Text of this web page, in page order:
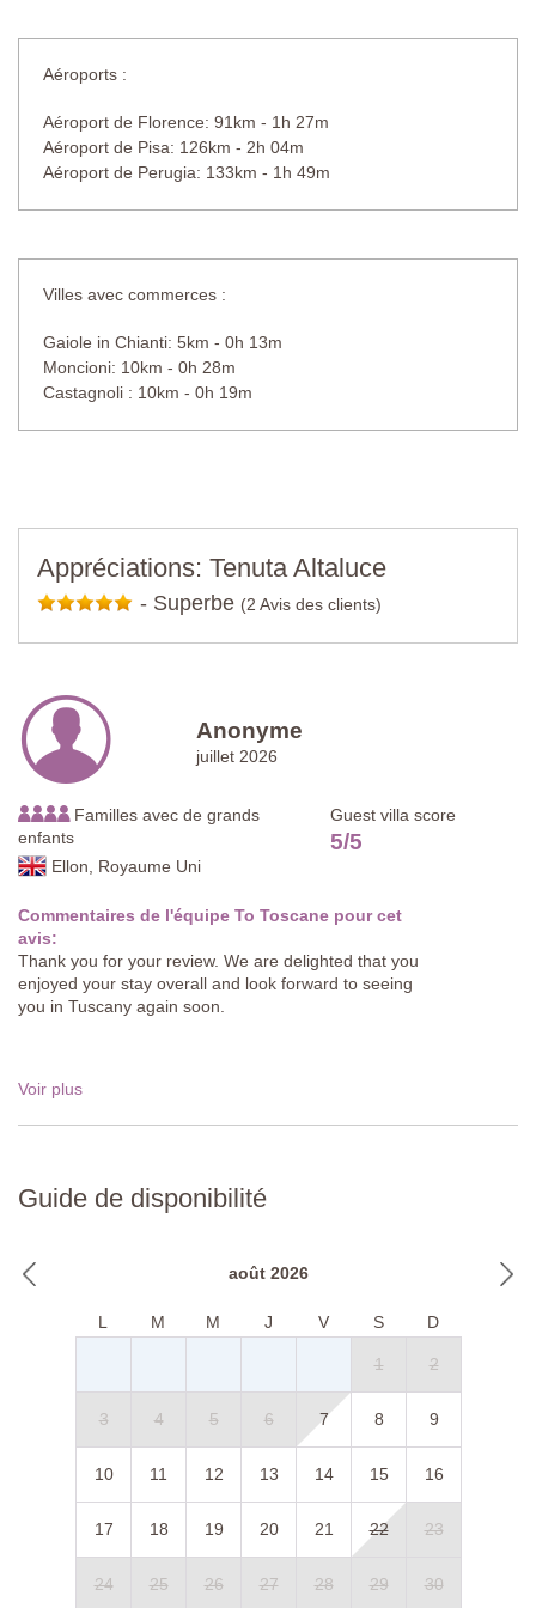
Distance de la villa : 10 mètres
Aéroports :
Aéroport de Florence: 91km - 1h 27m
Aéroport de Pisa: 126km - 2h 04m
Aéroport de Perugia: 133km - 1h 49m
Villes avec commerces :
Gaiole in Chianti: 5km - 0h 13m
Moncioni: 10km - 0h 28m
Castagnoli : 10km - 0h 19m
Appréciations: Tenuta Altaluce
- Superbe (2 Avis des clients)
Anonyme
juillet 2026
Familles avec de grands
enfants
Ellon, Royaume Uni
Guest villa score
5/5
Commentaires de l'équipe To Toscane pour cet
avis:
Thank you for your review. We are delighted that you
enjoyed your stay overall and look forward to seeing
you in Tuscany again soon.
Voir plus
Guide de disponibilité
août 2026
L M M J V S D
1 2
3 4 5 6 7 8 9
10 11 12 13 14 15 16
17 18 19 20 21 22 23
24 25 26 27 28 29 30